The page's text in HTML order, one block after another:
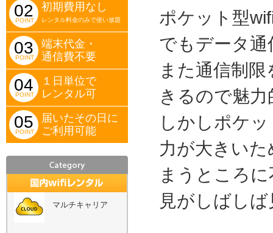
02
POINT
初期費用なし
レンタル料金のみで使い放題
03
POINT
端末代金・
通信費不要
04
POINT
１日単位で
レンタル可
05
POINT
届いたその日に
ご利用可能
マルチキャリア
ポケット型
でもデータ
また通信制
きるので魅
しかしポケ
力が大きい
まうところ
見がしばし